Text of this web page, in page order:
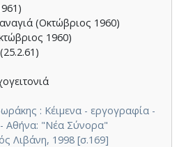
(Οκτώβριος 1960)
1960)
: Κέιμενα - εργογραφία -
- Αθήνα: "Νέα Σύνορα"
Λιβάνη, 1998 [σ.169]